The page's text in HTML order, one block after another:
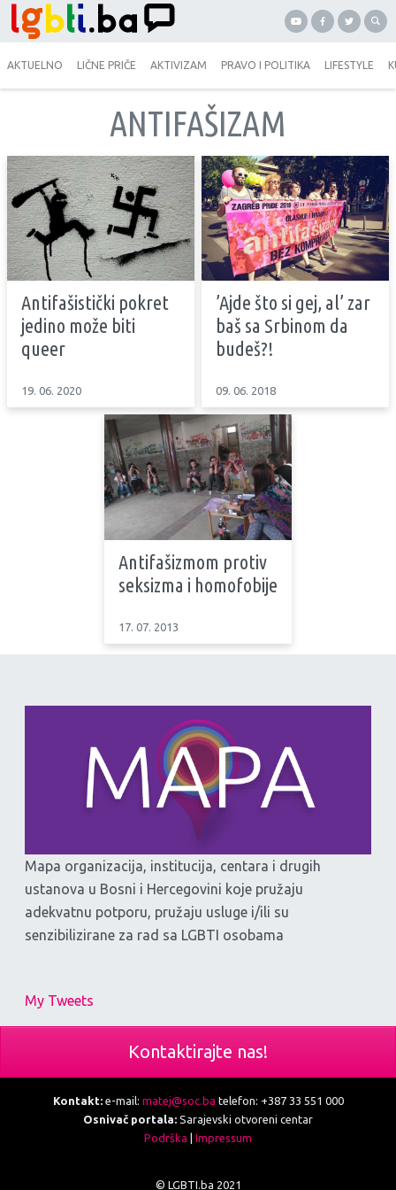
AKTUELNO LIČNE PRIČE AKTIVIZAM PRAVO I POLITIKA LIFESTYLE
ANTIFAŠIZAM
Antifašistički pokret
jedino može biti
queer
19. 06. 2020
’Ajde što si gej, al’ zar
baš sa Srbinom da
budeš?!
09. 06. 2018
Antifašizmom protiv
seksizma i homofobije
17. 07. 2013
Mapa organizacija, institucija, centara i drugih
ustanova u Bosni i Hercegovini koje pružaju
adekvatnu potporu, pružaju usluge i/ili su
senzibilizirane za rad sa LGBTI osobama
My Tweets
Kontaktirajte nas!
Kontakt:e-mail: matej@soc.ba telefon: +387 33 551 000
Osnivač portala: Sarajevski otvoreni centar
Podrška
Impressum
© LGBTI.ba 2021